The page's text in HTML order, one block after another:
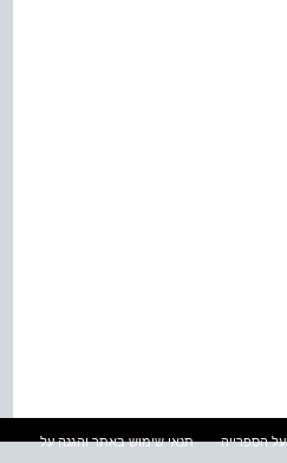
על הספרייה
תנאי שימוש באתר והגנה על